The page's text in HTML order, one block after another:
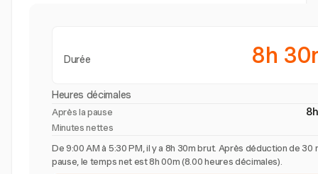
Durée 8h
Heures décimales
Après la pause
Minutes nettes
De 9:00 AM à 5:30 PM, il y a 8h 30m brut. Après déduction de 30
pause, le temps net est 8h 00m (8.00 heures décimales).